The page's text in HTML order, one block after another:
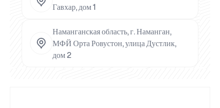
Гавхар, дом 1
Наманганская область, г. Наманган,
МФЙ Орта Ровустон, улица Дустлик,
дом 2